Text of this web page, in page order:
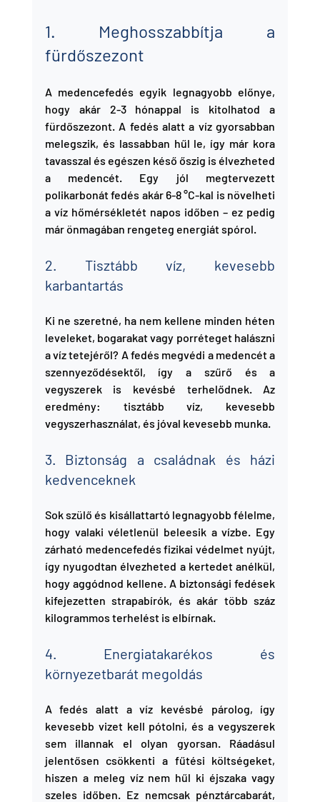
1. Meghosszabbítja a
fürdőszezont
A medencefedés egyik legnagyobb előnye,
hogy akár 2-3 hónappal is kitolhatod a
fürdőszezont. A fedés alatt a víz gyorsabban
melegszik, és lassabban hűl le, így már kora
tavasszal és egészen késő őszig is élvezheted
a medencét. Egy jól megtervezett
polikarbonát fedés akár 6-8 °C-kal is növelheti
a víz hőmérsékletét napos időben – ez pedig
már önmagában rengeteg energiát spórol.
2. Tisztább víz, kevesebb
karbantartás
Ki ne szeretné, ha nem kellene minden héten
leveleket, bogarakat vagy porréteget halászni
a víz tetejéről? A fedés megvédi a medencét a
szennyeződésektől, így a szűrő és a
vegyszerek is kevésbé terhelődnek. Az
eredmény: tisztább víz, kevesebb
vegyszerhasználat, és jóval kevesebb munka.
3. Biztonság a családnak és házi
kedvenceknek
Sok szülő és kisállattartó legnagyobb félelme,
hogy valaki véletlenül beleesik a vízbe. Egy
zárható medencefedés fizikai védelmet nyújt,
így nyugodtan élvezheted a kertedet anélkül,
hogy aggódnod kellene. A biztonsági fedések
kifejezetten strapabírók, és akár több száz
kilogrammos terhelést is elbírnak.
4. Energiatakarékos és
környezetbarát megoldás
A fedés alatt a víz kevésbé párolog, így
kevesebb vizet kell pótolni, és a vegyszerek
sem illannak el olyan gyorsan. Ráadásul
jelentősen csökkenti a fűtési költségeket,
hiszen a meleg víz nem hűl ki éjszaka vagy
szeles időben. Ez nemcsak pénztárcabarát,